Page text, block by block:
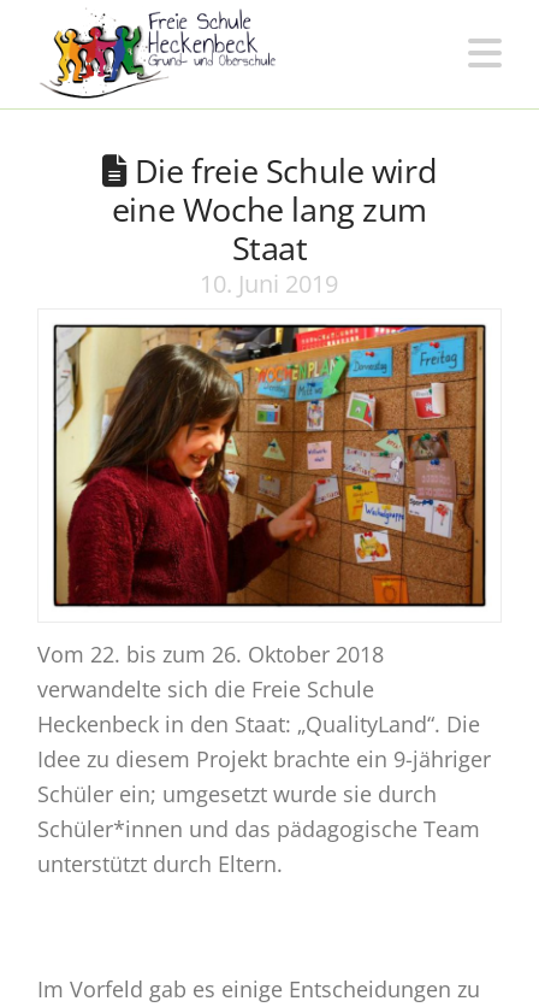
Freie
Schule
Heckenbeck
Die freie Schule wird
eine Woche lang zum
Staat
10. Juni 2019
Vom 22. bis zum 26. Oktober 2018
verwandelte sich die Freie Schule
Heckenbeck in den Staat: „QualityLand“. Die
Idee zu diesem Projekt brachte ein 9-jähriger
Schüler ein; umgesetzt wurde sie durch
Schüler*innen und das pädagogische Team
unterstützt durch Eltern.
Im Vorfeld gab es einige Entscheidungen zu